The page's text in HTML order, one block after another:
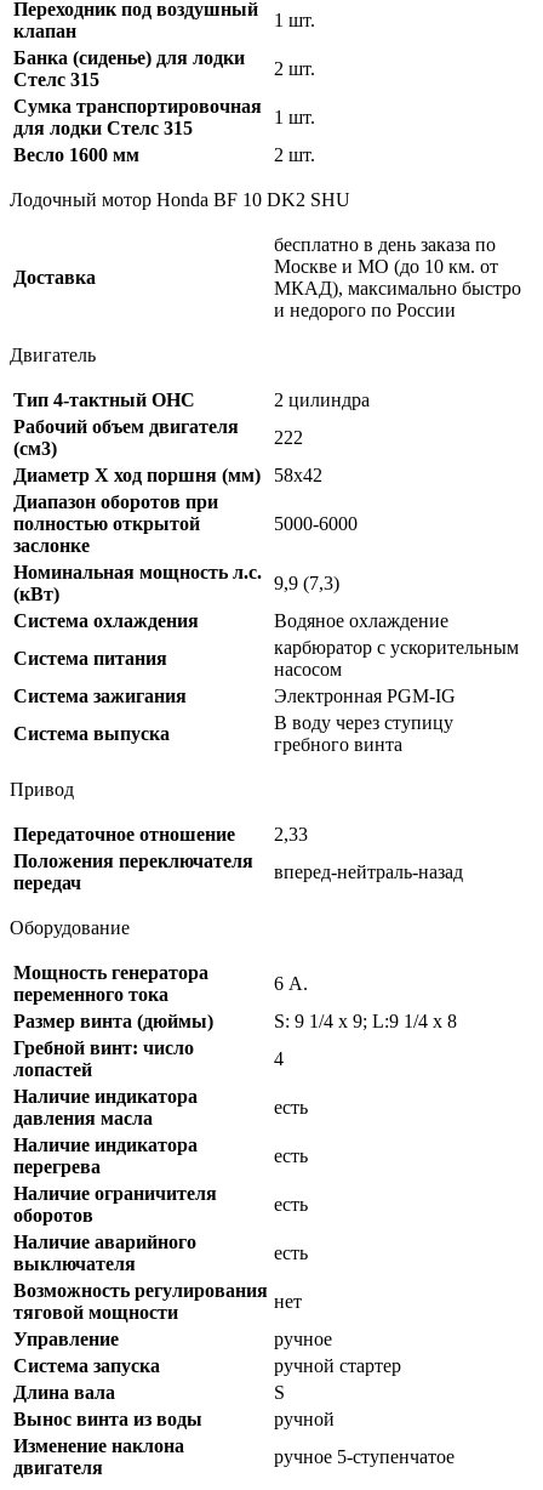
Переходник под воздушный
клапан
1 шт.
Банка (сиденье) для лодки
Стелс 315
2 шт.
Сумка транспортировочная
для лодки Стелс 315
1 шт.
Весло 1600 мм
2 шт.
Лодочный мотор Honda BF 10 DK2 SHU
Доставка
бесплатно в день заказа по
Москве и МО (до 10 км. от
МКАД), максимально быстро
и недорого по России
Двигатель
Тип 4-тактный OHC
2 цилиндра
Рабочий объем двигателя
(см3)
222
Диаметр Х ход поршня (мм)
58x42
Диапазон оборотов при
полностью открытой
заслонке
5000-6000
Номинальная мощность л.с.
(кВт)
9,9 (7,3)
Система охлаждения
Водяное охлаждение
Система питания
карбюратор с ускорительным
насосом
Система зажигания
Электронная PGM-IG
Система выпуска
В воду через ступицу
гребного винта
Привод
Передаточное отношение
2,33
Положения переключателя
передач
вперед-нейтраль-назад
Оборудование
Мощность генератора
переменного тока
6 А.
Размер винта (дюймы)
S: 9 1/4 x 9; L:9 1/4 x 8
Гребной винт: число
лопастей
4
Наличие индикатора
давления масла
есть
Наличие индикатора
перегрева
есть
Наличие ограничителя
оборотов
есть
Наличие аварийного
выключателя
есть
Возможность регулирования
тяговой мощности
нет
Управление
ручное
Система запуска
ручной стартер
Длина вала
S
Вынос винта из воды
ручной
Изменение наклона
двигателя
ручное 5-ступенчатое